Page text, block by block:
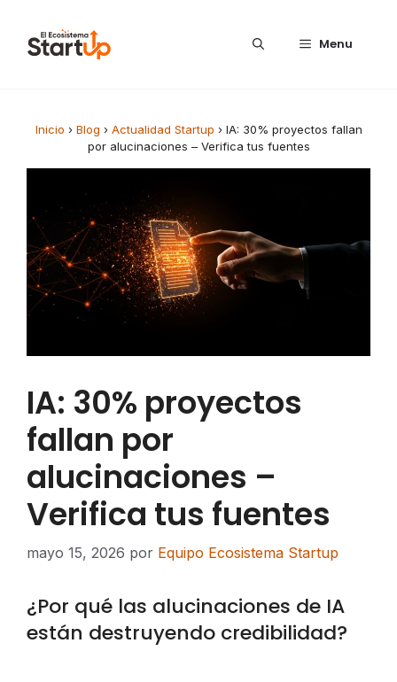
Menu
Inicio › Blog › Actualidad Startup › IA: 30% proyectos fallan
por alucinaciones – Verifica tus fuentes
IA: 30% proyectos
fallan por
alucinaciones –
Verifica tus fuentes
mayo 15, 2026 por Equipo Ecosistema Startup
¿Por qué las alucinaciones de IA
están destruyendo credibilidad?